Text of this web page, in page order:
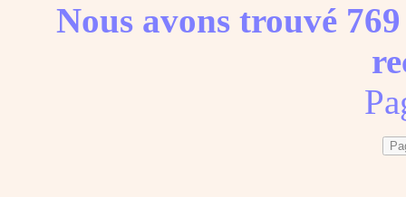
Nous avons trouvé